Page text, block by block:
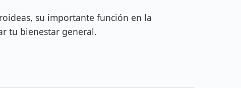
su importante función en la
tu bienestar general.